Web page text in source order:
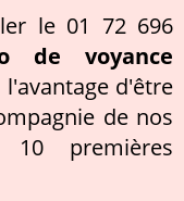
le 01 72 696
de voyance
l'avantage d'être
de nos
10 premières